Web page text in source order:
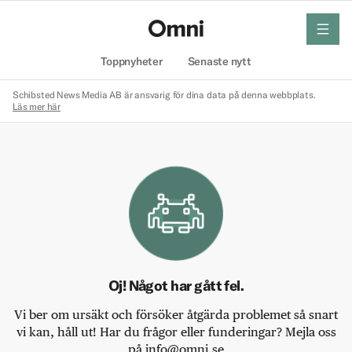
Toppnyheter Senaste nytt
meny
Schibsted News Media AB är ansvarig för dina data på denna webbplats.
Läs mer här
Oj! Något har gått fel.
Vi ber om ursäkt och försöker åtgärda problemet så snart
vi kan, håll ut! Har du frågor eller funderingar? Mejla oss